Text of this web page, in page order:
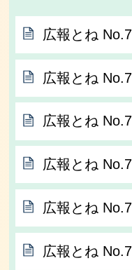
広報とね
広報とね
広報とね
広報とね
広報とね
広報とね